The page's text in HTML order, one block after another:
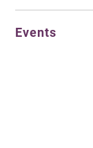
Events